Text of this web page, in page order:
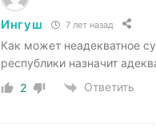
Ингуш 7 лет назад
Как может неадекватное
республики назначит
2
Ответить